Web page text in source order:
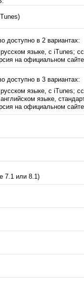
доступно в 2 вариантах:
языке, с iTunes;
на официальном
доступно в 3 вариантах:
языке, с iTunes;
языке,
на официальном
7.1 или 8.1)